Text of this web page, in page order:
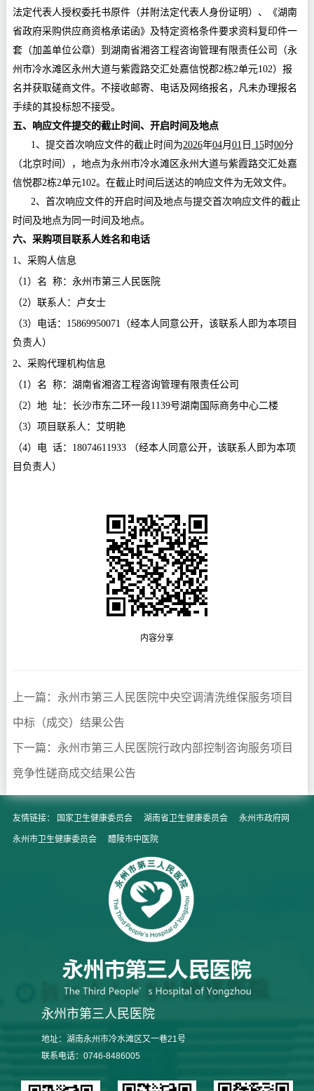
法定代表人授权委托书原件（并附法定代表人身份证明）、《湖南
省政府采购供应商资格承诺函》及特定资格条件要求资料复印件一
套（加盖单位公章）到湖南省湘咨工程咨询管理有限责任公司（永
州市冷水滩区永州大道与紫霞路交汇处嘉信悦郡2栋2单元102）报
名并获取磋商文件。不接收邮寄、电话及网络报名，凡未办理报名
手续的其投标恕不接受。
五、响应文件提交的截止时间、开启时间及地点
1、提交首次响应文件的截止时间为2026年04月 01 日 15时00分
（北京时间），地点为永州市冷水滩区永州大道与紫霞路交汇处嘉
信悦郡2栋2单元102。在截止时间后送达的响应文件为无效文件。
2、首次响应文件的开启时间及地点与提交首次响应文件的截止
时间及地点为同一时间及地点。
六、采购项目联系人姓名和电话
1、采购人信息
（1）名 称： 永州市第三人民医院
（2）联系人：卢女士
（3）电话：15869950071（经本人同意公开，该联系人即为本项目
负责人）
2、采购代理机构信息
（1）名 称：湖南省湘咨工程咨询管理有限责任公司
（2）地 址：长沙市东二环一段1139号湖南国际商务中心二楼
（3）项目联系人：艾明艳
（4）电 话：18074611933 （经本人同意公开，该联系人即为本项
目负责人）
内容分享
上一篇：永州市第三人民医院中央空调清洗维保服务项目
中标（成交）结果公告
下一篇：永州市第三人民医院行政内部控制咨询服务项目
竞争性磋商成交结果公告
友情链接： 国家卫生健康委员会 湖南省卫生健康委员会 永州市政府网
永州市卫生健康委员会 醴陵市中医院
永州市第三人民医院
地址：湖南永州市冷水滩区又一巷21号
联系电话：0746-8486005